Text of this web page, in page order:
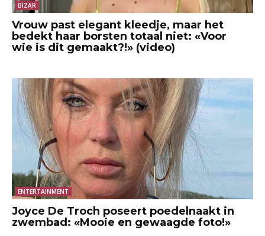
BIZAR
Vrouw past elegant kleedje, maar het
bedekt haar borsten totaal niet: «Voor
wie is dit gemaakt?!» (video)
ENTERTAINMENT
Joyce De Troch poseert poedelnaakt in
zwembad: «Mooie en gewaagde foto!»